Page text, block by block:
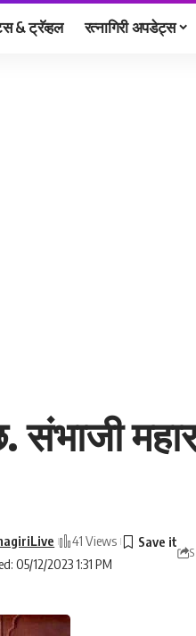
& ट्रॅव्हल रत्नागिरी अपडेट्स
05/12/2023 1:31 PM
41 Views